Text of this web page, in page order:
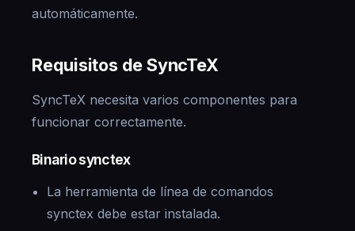
automáticamente.
Requisitos de SyncTeX
SyncTeX necesita varios componentes para
funcionar correctamente.
Binario synctex
La herramienta de línea de comandos
synctex debe estar instalada.